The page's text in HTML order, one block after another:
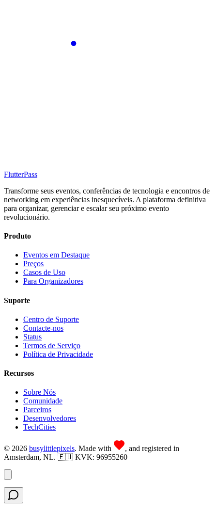
FlutterPass
Transforme seus eventos, conferências de tecnologia e encontros de
networking em experiências inesquecíveis. A plataforma definitiva
para organizar, gerenciar e escalar seu próximo evento
revolucionário.
Produto
Eventos em Destaque
Preços
Casos de Uso
Para Organizadores
Suporte
Centro de Suporte
Contacte-nos
Status
Termos de Serviço
Política de Privacidade
Recursos
Sobre Nós
Comunidade
Parceiros
Desenvolvedores
TechCities
© 2026 busylittlepixels. Made with
, and registered in
Amsterdam, NL. 🇪🇺 KVK: 96955260